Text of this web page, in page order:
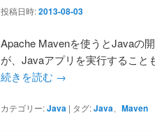
投稿日時:2013-08-03
Apache Mavenを使うとJavaの
が、Javaアプリを実行すること
続きを読む →
カテゴリー:Java | タグ:Java Maven